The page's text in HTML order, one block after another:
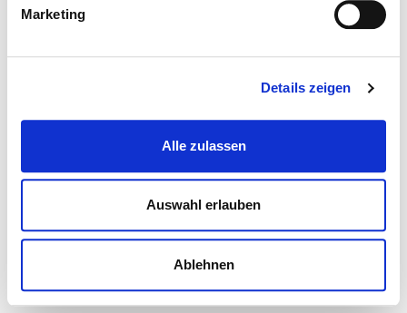
Marketing
Details zeigen
Alle zulassen
Auswahl erlauben
Ablehnen